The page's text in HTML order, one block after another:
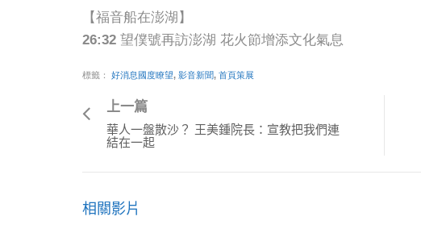
【福音船在澎湖】
26:32 望僕號再訪澎湖 花火節增添文化氣息
標籤： 好消息國度瞭望, 影音新聞, 首頁策展
上一篇
華人一盤散沙？ 王美鍾院長：宣教把我們連
結在一起
相關影片